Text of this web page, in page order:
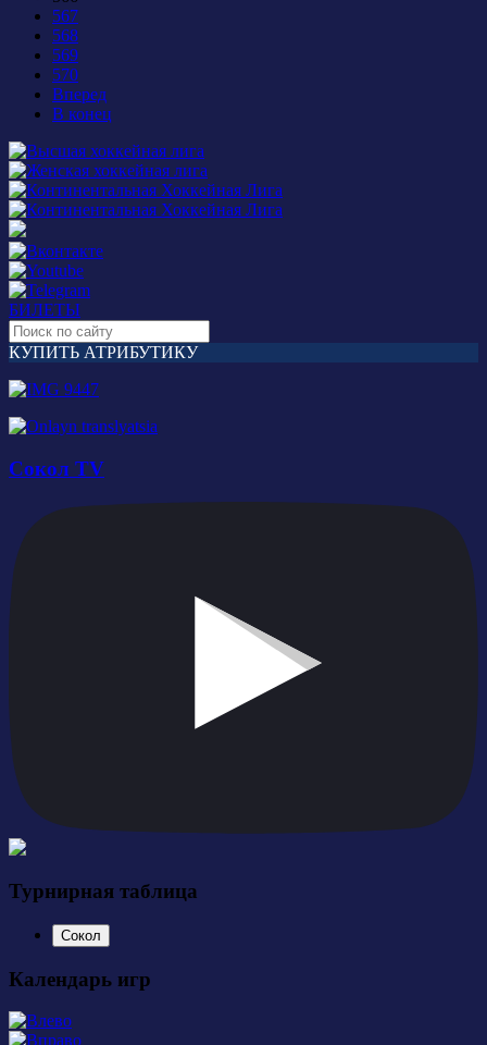
567
568
569
570
Вперед
В конец
БИЛЕТЫ
КУПИТЬ АТРИБУТИКУ
Сокол TV
Турнирная таблица
Сокол
Календарь игр